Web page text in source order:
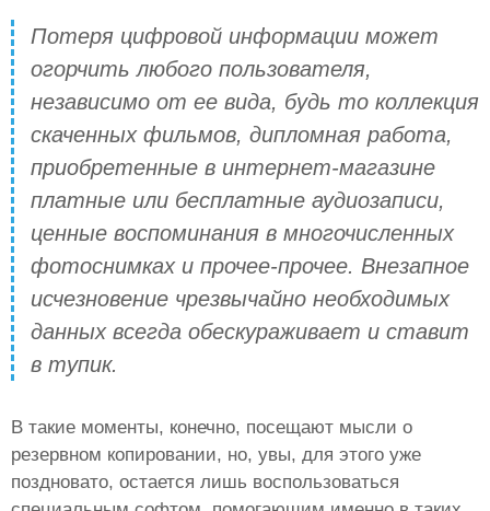
Потеря цифровой информации может
огорчить любого пользователя,
независимо от ее вида, будь то коллекция
скаченных фильмов, дипломная работа,
приобретенные в интернет-магазине
платные или бесплатные аудиозаписи,
ценные воспоминания в многочисленных
фотоснимках и прочее-прочее. Внезапное
исчезновение чрезвычайно необходимых
данных всегда обескураживает и ставит
в тупик.
В такие моменты, конечно, посещают мысли о
резервном копировании, но, увы, для этого уже
поздновато, остается лишь воспользоваться